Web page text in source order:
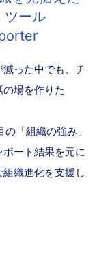
ツール
減った中でも、チ
場を作りた
「組織の強み」
ート結果を元に
織進化を支援し